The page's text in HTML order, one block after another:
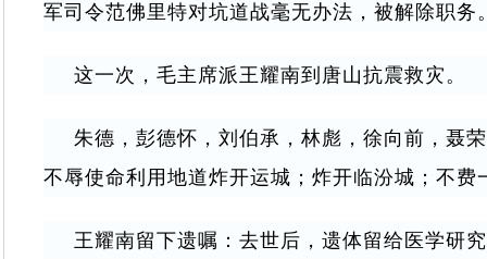
军司令范佛里特对坑道战毫无办法，被解除职务
这一次，毛主席派王耀南到唐山抗震救灾。
朱德，彭德怀，刘伯承，林彪，徐向前，聂
不辱使命利用地道炸开运城；炸开临汾城；不
王耀南留下遗嘱：去世后，遗体留给医学研